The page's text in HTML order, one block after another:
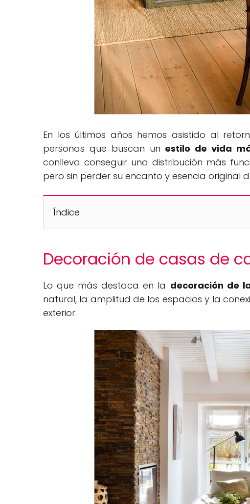
En los últimos años hemos asistido al
personas que buscan un estilo de vida
conlleva conseguir una distribución más
pero sin perder su encanto y esencia original
Índice
Decoración de casas de
Lo que más destaca en la decoración de
natural, la amplitud de los espacios y la
exterior.